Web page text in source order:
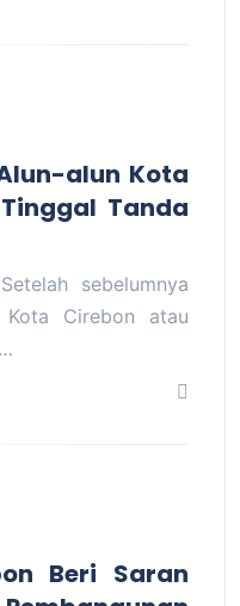
alun Kota
Tanda
sebelumnya
Kota Cirebon atau
Beri Saran